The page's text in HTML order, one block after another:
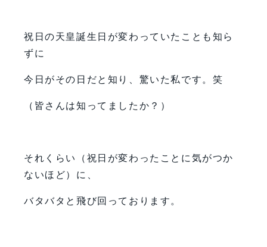
祝日の天皇誕生日が変わっていたことも知ら
ずに
今日がその日だと知り、驚いた私です。笑
（皆さんは知ってましたか？）
それくらい（祝日が変わったことに気がつか
ないほど）に、
バタバタと飛び回っております。